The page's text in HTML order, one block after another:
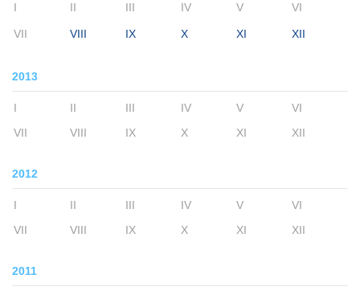
I II III IV V VI
VII VIII IX X XI XII
2013
I II III IV V
VI
VII
VIII IX X XI XII
2012
I II III IV V
VI
VII
VIII IX X XI XII
2011